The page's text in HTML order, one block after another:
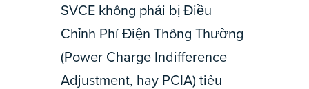
SVCE không phải bị Điều
Chỉnh Phí Điện Thông Thường
(Power Charge Indifference
Adjustment, hay PCIA) tiêu